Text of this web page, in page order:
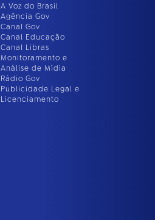
A Voz do Brasil
Agência Gov
Canal Gov
Canal Educação
Canal Libras
Monitoramento e
Análise de Mídia
Rádio Gov
Publicidade Legal e
Licenciamento